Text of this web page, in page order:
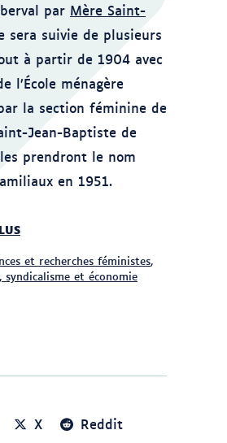
par Mère Saint-
sera suivie de plusieurs
à partir de 1904 avec
l’École ménagère
la section féminine de
Jean-Baptiste de
prendront le nom
en 1951.
et recherches féministes,
et économie
X
Reddit